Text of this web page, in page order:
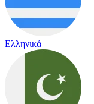
Ελληνικά